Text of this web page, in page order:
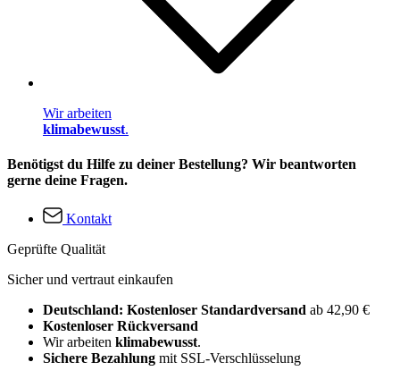
Wir arbeiten
klimabewusst.
Benötigst du Hilfe zu deiner Bestellung? Wir beantworten
gerne deine Fragen.
Kontakt
Geprüfte Qualität
Sicher und vertraut einkaufen
Deutschland: Kostenloser Standardversand ab 42,90 €
Kostenloser Rückversand
Wir arbeiten klimabewusst.
Sichere Bezahlung mit SSL-Verschlüsselung